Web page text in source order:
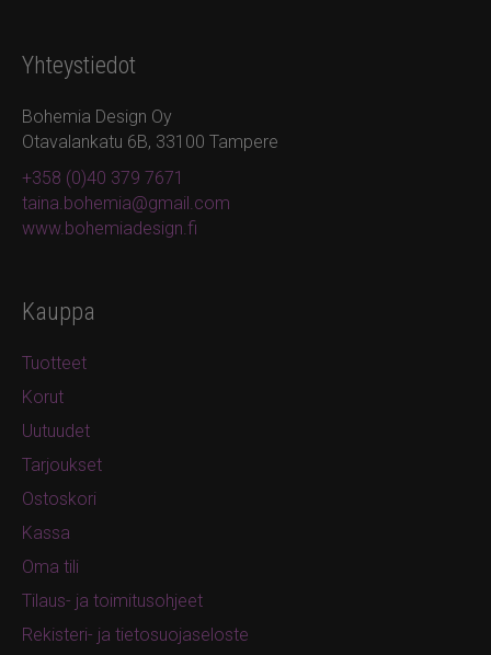
Yhteystiedot
Bohemia Design Oy
Otavalankatu 6B, 33100 Tampere
+358 (0)40 379 7671
taina.bohemia@gmail.com
www.bohemiadesign.fi
Kauppa
Tuotteet
Korut
Uutuudet
Tarjoukset
Ostoskori
Kassa
Oma tili
Tilaus- ja toimitusohjeet
Rekisteri- ja tietosuojaseloste